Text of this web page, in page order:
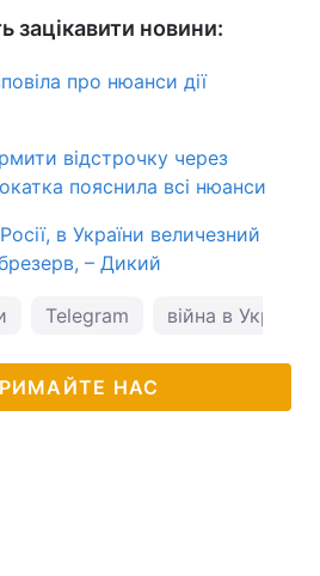
зацікавити новини:
про нюанси дії
відстрочку через
пояснила всі нюанси
в України величезний
– Дикий
Telegram війна в Україні
НАС